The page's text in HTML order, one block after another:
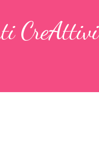
CreAttivi